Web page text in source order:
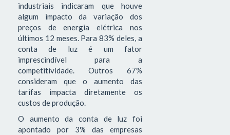
industriais indicaram que houve
algum impacto da variação dos
preços de energia elétrica nos
últimos 12 meses. Para 83% deles, a
conta de luz é um fator
imprescindível para a
competitividade. Outros 67%
consideram que o aumento das
tarifas impacta diretamente os
custos de produção.
O aumento da conta de luz foi
apontado por 3% das empresas